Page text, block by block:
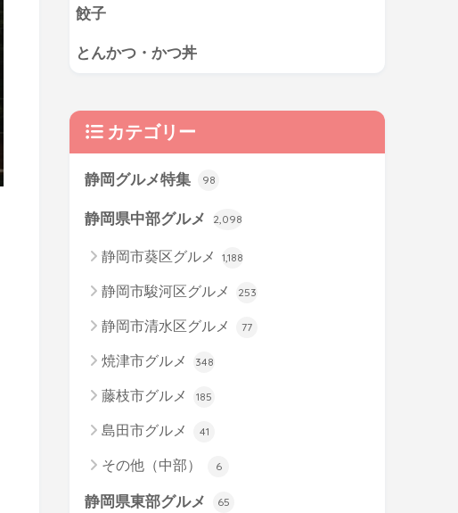
餃子
とんかつ・かつ丼
カテゴリー
静岡グルメ特集 98
静岡県中部グルメ 2,098
静岡市葵区グルメ 1,188
静岡市駿河区グルメ 253
静岡市清水区グルメ 77
焼津市グルメ 348
藤枝市グルメ 185
島田市グルメ 41
その他（中部） 6
静岡県東部グルメ 65